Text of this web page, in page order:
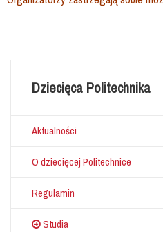
Dziecięca Politechnika
Aktualności
O dziecięcej Politechnice
Regulamin
Studia